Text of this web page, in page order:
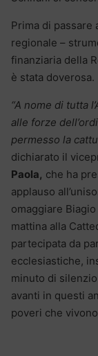
Prima di passare
regionale –
finanziaria della
è stata doverosa.
“A nome di tutta
alle forze
permesso la
dichiarato il
Paola, che ha
applauso
omaggiare
mattina alla
partecipata da
ecclesiastiche,
minuto di
avanti in questi
poveri che